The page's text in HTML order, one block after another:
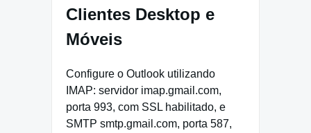
Clientes Desktop e
Móveis
Configure o Outlook utilizando
IMAP: servidor imap.gmail.com,
porta 993, com SSL habilitado, e
SMTP smtp.gmail.com, porta 587,